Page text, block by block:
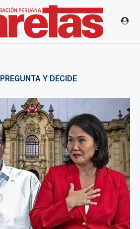
PREGUNTA Y DECIDE